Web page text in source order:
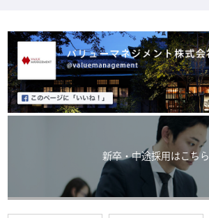
新卒・中途採用はこちら